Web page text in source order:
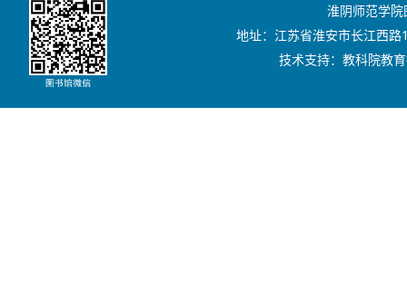
淮阴师范学
地址：江苏省淮安市长江西
技术支持：教科院教